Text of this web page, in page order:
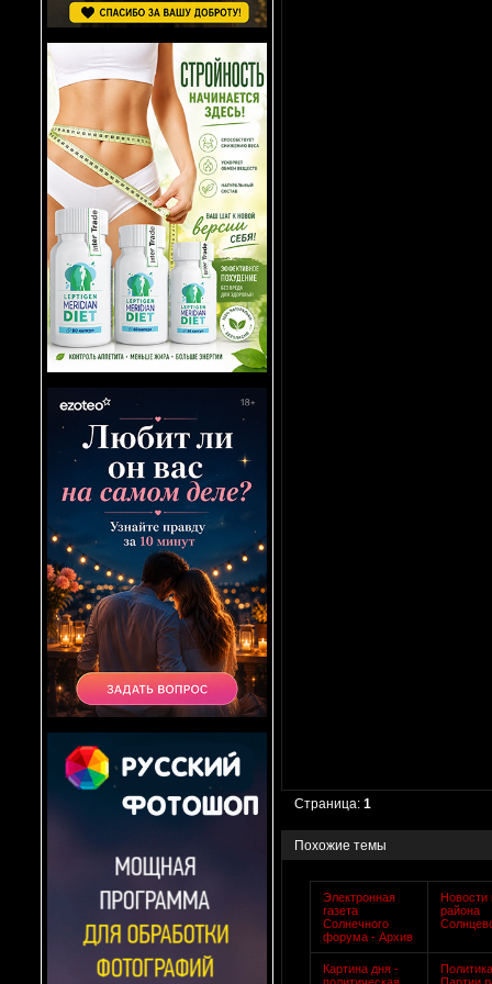
Страница:1
Похожие темы
Электронная
газета
Солнечного
форума - Архив
Новости
района
Картина дня -